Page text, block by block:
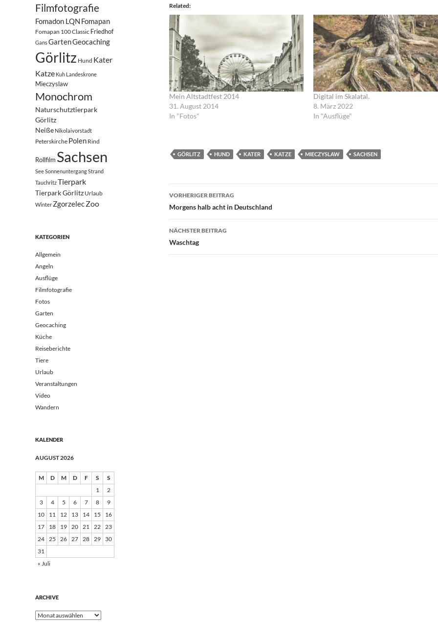
Related
Mein Altstadtfest 2014
31. August 2014
In "Fotos"
Digital im Skalatal.
8. März 2022
In "Ausflüge"
GÖRLITZ HUND KATER KATZE MIECZYSLAW SACHSEN
Beitragsnavigation
VORHERIGER BEITRAG
Morgens halb acht in Deutschland
NÄCHSTER BEITRAG
Waschtag
Filmfotografie
Fomadon LQN Fomapan
Fomapan 100 Classic Friedhof
GansGartenGeocaching
Görlitz Hund Kater
Katze Kuh Landeskrone
Mieczyslaw
Monochrom
Naturschutztierpark
Görlitz
Neiße Nikolaivorstadt
Peterskirche Polen Rind
Rollfilm Sachsen
SeeSonnenuntergangStrand
TauchritzTierpark
Tierpark Görlitz Urlaub
Winter ZgorzelecZoo
KATEGORIEN
Allgemein
Angeln
Ausflüge
Filmfotografie
Fotos
Garten
Geocaching
Küche
Reiseberichte
Tiere
Urlaub
Veranstaltungen
Video
Wandern
KALENDER
AUGUST 2026
M D M D F S
S
1
2
3
4 5 6 7 8
9
10
11 12 13 14 15
16
17
18 19 20 21 22 23
24 25 26 27 28 29
30
31
« Juli
ARCHIVE
Archive